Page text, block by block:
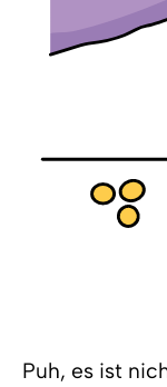
Puh, es ist